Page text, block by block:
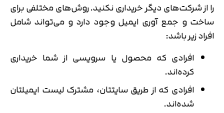
را از شرکت‌های دیگر خریداری نکنید. روش‌های مختلفی برای
ساخت و جمع آوری ایمیل وجود دارد و می‌تواند شامل
افراد زیر باشد:
افرادی که محصول یا سرویسی از شما خریداری
کرده‌اند.
افرادی که از طریق سایتتان، مشترک لیست ایمیلتان
شده‌اند.